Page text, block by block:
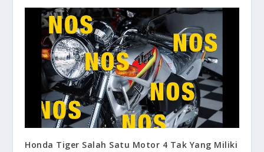
Honda Tiger Salah Satu Motor 4 Tak Yang Miliki